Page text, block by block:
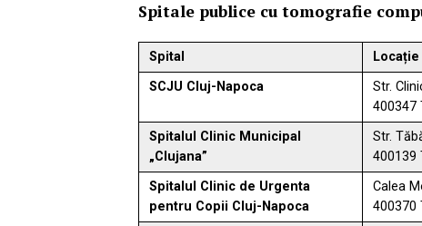
Spitale publice cu tomografie
Spital
SCJU Cluj-Napoca
Str.
400347
Spitalul Clinic Municipal
„Clujana”
Str.
400139
Spitalul Clinic de Urgenta
pentru Copii Cluj-Napoca
Calea
400370